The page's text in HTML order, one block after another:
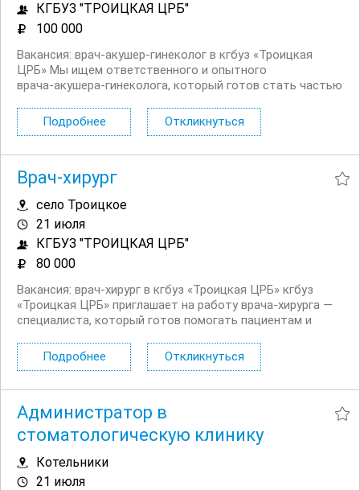
КГБУЗ "ТРОИЦКАЯ ЦРБ"
100 000
Вакансия: врач‑акушер‑гинеколог в кгбуз «Троицкая
ЦРБ» Мы ищем ответственного и опытного
врача‑акушера‑гинеколога, который готов стать частью
медицинскую помощь жителям района. В кгбуз
«Троицкая ЦРБ» вы сможете не только реализовать
Подробнее Откликнуться
Врач‑хирург
село Троицкое
21 июля
КГБУЗ "ТРОИЦКАЯ ЦРБ"
80 000
Вакансия: врач‑хирург в кгбуз «Троицкая ЦРБ» кгбуз
«Троицкая ЦРБ» приглашает на работу врача‑хирурга —
специалиста, который готов помогать пациентам и
внимательность и ответственное отношение к делу и
предлагаем достойные условия труда и надёжную...
Подробнее Откликнуться
Администратор в
стоматологическую клинику
Котельники
21 июля